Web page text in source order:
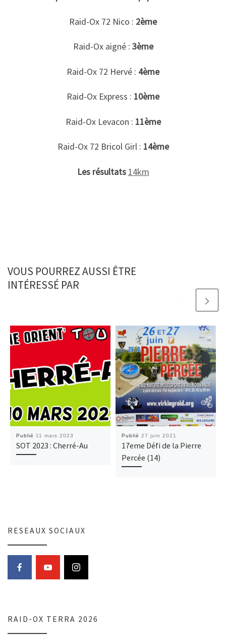
Raid-Ox 72 Nico : 2ème
Raid-Ox aigné : 3ème
Raid-Ox 72 Hervé : 4ème
Raid-Ox Express : 10ème
Raid-Ox Levacon : 11ème
Raid-Ox 72 Bricol Girl : 14ème
Les résultats 14km
VOUS POURREZ AUSSI ÊTRE
INTÉRESSÉ PAR
Publié 11 mars 2023
SOT 2023 : Cherré-Au
Publié 27 juin 2021
17eme Défi de la Pierre
Percée (14)
RESEAUX SOCIAUX
RAID-OX TERRA 2026